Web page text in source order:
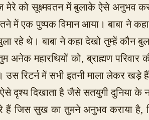
मेरे को सूक्ष्मवतन में बुलाके ऐसे अनुभव
एक पुष्पक विमान आया। बाबा ने
रहे थे। बाबा ने कहा देखो तुम्हें कौन
महारथियों को, ब्राह्मण परिवार
रिटर्न में सभी इतनी माला लेकर खड़े
दृश्य दिखाता है जैसे सतयुगी दुनिया
हैं जिस सुख का तुमने अनुभव कराया